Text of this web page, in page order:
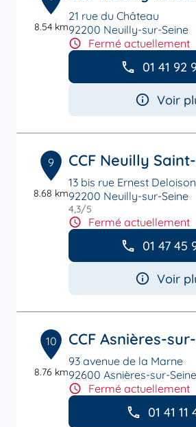
8.54 km
21 rue du Château
92200 Neuilly-sur-Seine
Fermé actuellement
01 41 92
Voir
9
8.68 km
CCF Neuilly
13 bis rue Ernest Deloison
92200 Neuilly-sur-Seine
4,3/5
Fermé actuellement
01 47 45
Voir
10
8.76 km
CCF Asnières-
93 avenue de la Marne
92600 Asnières-sur-Seine
Fermé actuellement
01 41 11